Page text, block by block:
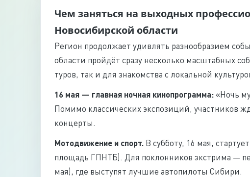
Чем заняться на выходных
Новосибирской области
Регион продолжает удивлять разнообразием
области пройдёт сразу несколько масштабных
туров, так и для знакомства с локальной
16 мая — главная ночная кинопрограмма:«Ночь
Помимо классических экспозиций, участников
концерты.
Мотодвижение и спорт. В субботу, 16 мая,
площадь ГПНТБ). Для поклонников экстрима —
мая), где выступят лучшие автопилоты Сибири.